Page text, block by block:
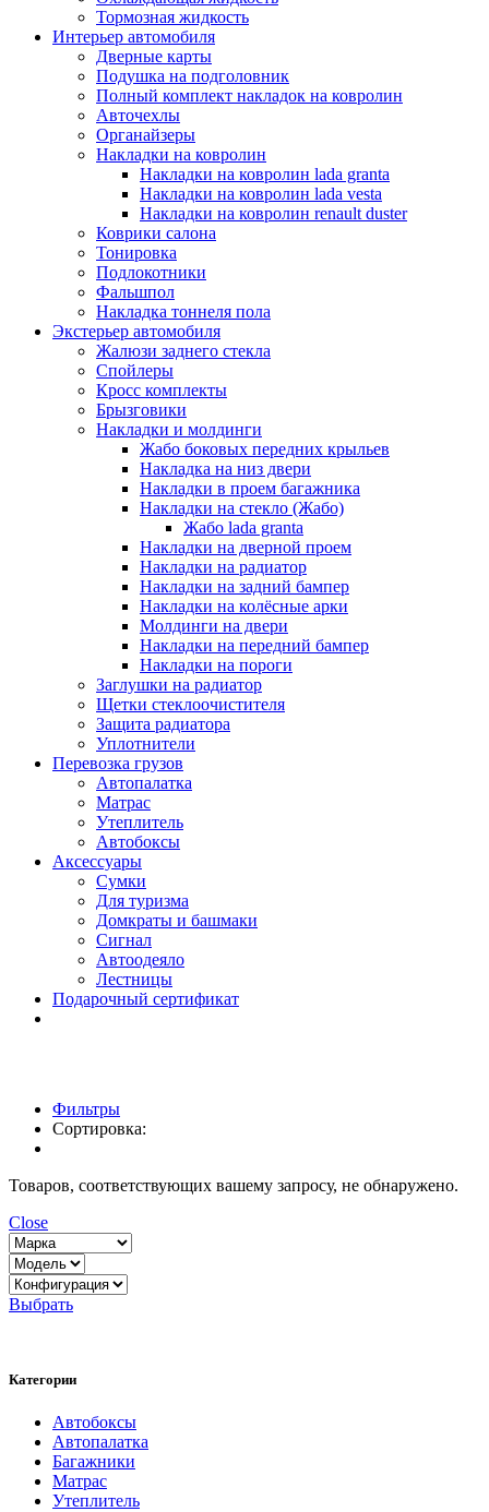
Тормозная жидкость
Интерьер автомобиля
Дверные карты
Подушка на подголовник
Полный комплект накладок на ковролин
Авточехлы
Органайзеры
Накладки на ковролин
Накладки на ковролин lada granta
Накладки на ковролин lada vesta
Накладки на ковролин renault duster
Коврики салона
Тонировка
Подлокотники
Фальшпол
Накладка тоннеля пола
Экстерьер автомобиля
Жалюзи заднего стекла
Спойлеры
Кросс комплекты
Брызговики
Накладки и молдинги
Жабо боковых передних крыльев
Накладка на низ двери
Накладки в проем багажника
Накладки на стекло (Жабо)
Жабо lada granta
Накладки на дверной проем
Накладки на радиатор
Накладки на задний бампер
Накладки на колёсные арки
Молдинги на двери
Накладки на передний бампер
Накладки на пороги
Заглушки на радиатор
Щетки стеклоочистителя
Защита радиатора
Уплотнители
Перевозка грузов
Автопалатка
Матрас
Утеплитель
Автобоксы
Аксессуары
Сумки
Для туризма
Домкраты и башмаки
Сигнал
Автоодеяло
Лестницы
Подарочный сертификат
Фильтры
Сортировка:
Товаров, соответствующих вашему запросу, не обнаружено.
Close
Выбрать
Категории
Автобоксы
Автопалатка
Багажники
Матрас
Утеплитель